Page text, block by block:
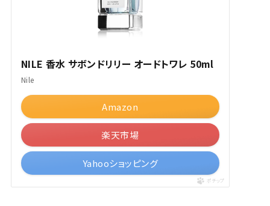
NILE 香水 サボンドリリー オードトワレ 50ml
Nile
Amazon
楽天市場
Yahooショッピング
ポチップ